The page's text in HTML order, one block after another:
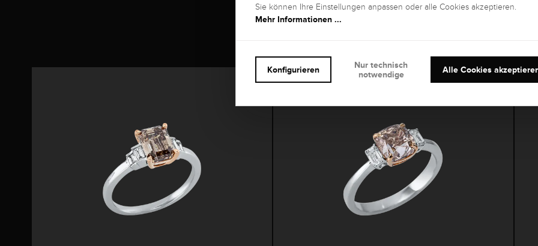
Weitere
Sie können Ihre Einstellungen anpassen oder alle Cookies akzeptieren.
Mehr Informationen ...
Alle Cookies
Konfigurieren
Nur technisch
notwendige